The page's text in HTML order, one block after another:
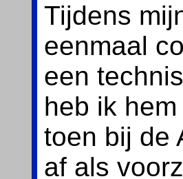
Tijdens
eenmaal
een
heb ik
toen bij de
af als